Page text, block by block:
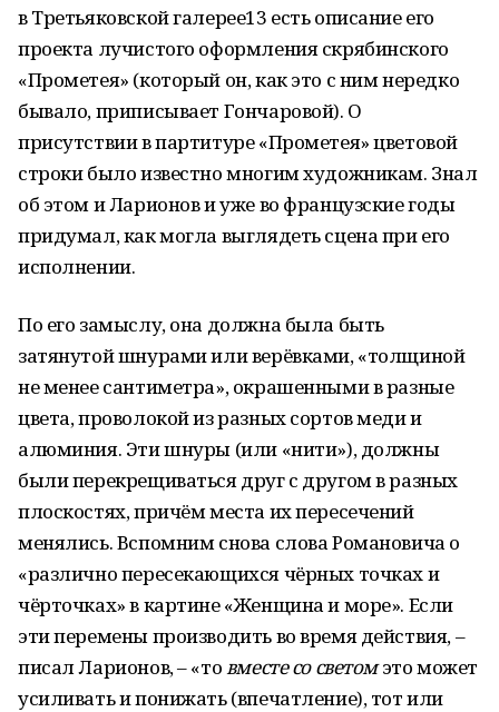
в Третьяковской галерее13 есть описание его
проекта лучистого оформления скрябинского
«Прометея» (который он, как это с ним нередко
бывало, приписывает Гончаровой). О
присутствии в партитуре «Прометея» цветовой
строки было известно многим художникам. Знал
об этом и Ларионов и уже во французские годы
придумал, как могла выглядеть сцена при его
исполнении.
По его замыслу, она должна была быть
затянутой шнурами или верёвками, «толщиной
не менее сантиметра», окрашенными в разные
цвета, проволокой из разных сортов меди и
алюминия. Эти шнуры (или «нити»), должны
были перекрещиваться друг с другом в разных
плоскостях, причём места их пересечений
менялись. Вспомним снова слова Романовича о
«различно пересекающихся чёрных точках и
чёрточках» в картине «Женщина и море». Если
эти перемены производить во время действия, –
писал Ларионов, – «товместе со светомэто может
усиливать и понижать (впечатление), тот или